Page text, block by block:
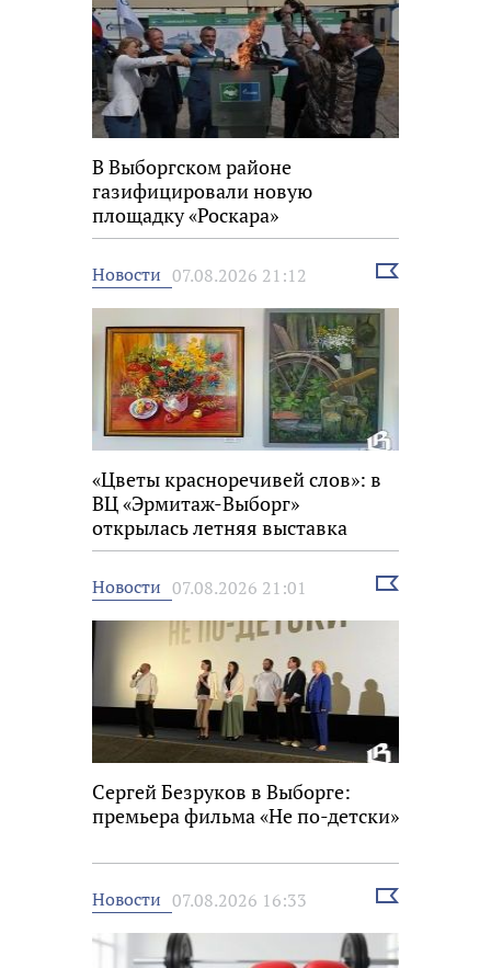
В Выборгском районе
газифицировали новую
площадку «Роскара»
Новости 07.08.2026 21:12
Выбрать
«Цветы красноречивей слов»: в
ВЦ «Эрмитаж-Выборг»
открылась летняя выставка
Новости 07.08.2026 21:01
Выбрать
Сергей Безруков в Выборге:
премьера фильма «Не по-детски»
Новости 07.08.2026 16:33
Выбрать